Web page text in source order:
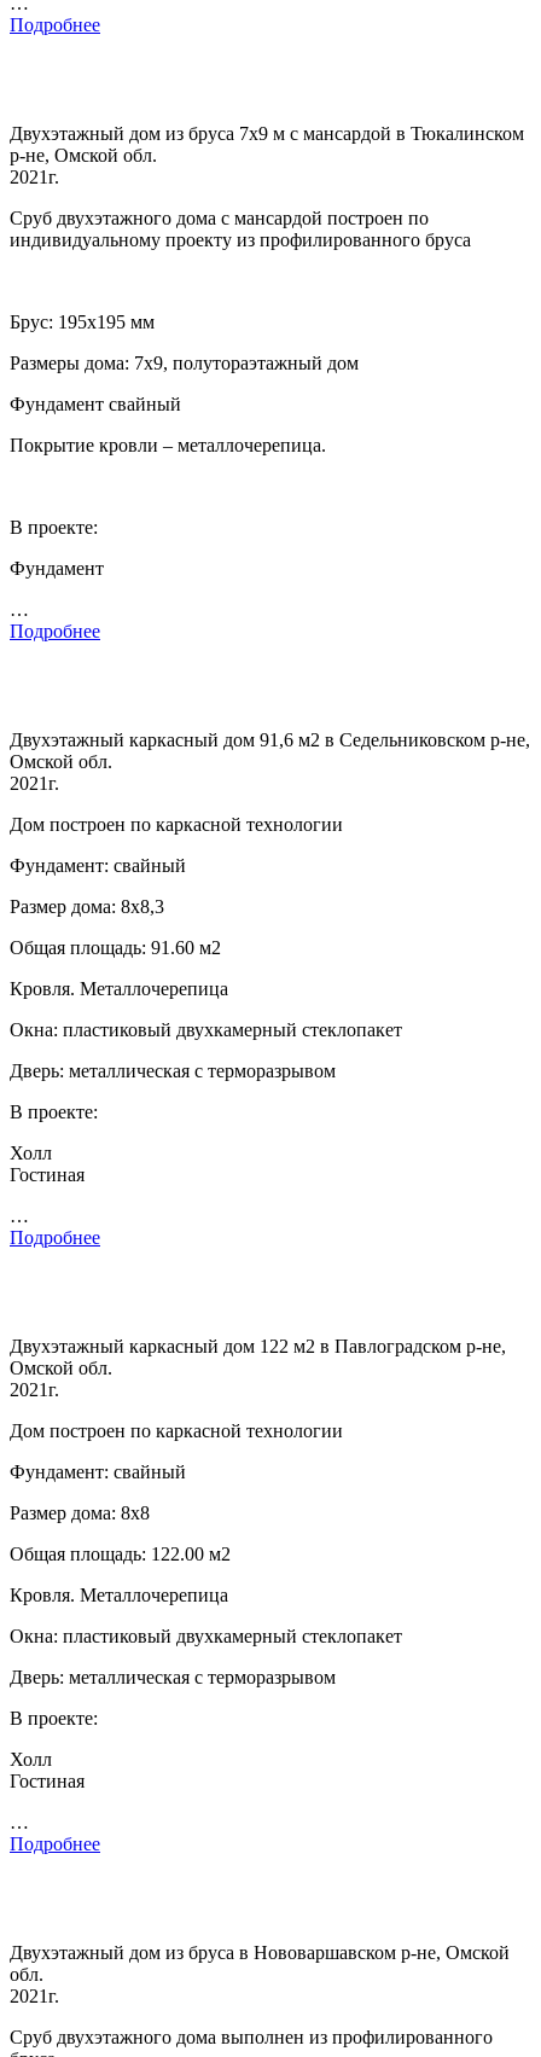
Подробнее
Двухэтажный дом из бруса 7х9 м с мансардой в Тюкалинском
р-не, Омской обл.
2021г.
Сруб двухэтажного дома с мансардой построен по
индивидуальному проекту из профилированного бруса
Брус: 195х195 мм
Размеры дома: 7х9, полутораэтажный дом
Фундамент свайный
Покрытие кровли – металлочерепица.
В проекте:
Фундамент
…
Подробнее
Двухэтажный каркасный дом 91,6 м2 в Седельниковском р-не,
Омской обл.
2021г.
Дом построен по каркасной технологии
Фундамент: свайный
Размер дома: 8х8,3
Общая площадь: 91.60 м2
Кровля. Металлочерепица
Окна: пластиковый двухкамерный стеклопакет
Дверь: металлическая с терморазрывом
В проекте:
Холл
Гостиная
…
Подробнее
Двухэтажный каркасный дом 122 м2 в Павлоградском р-не,
Омской обл.
2021г.
Дом построен по каркасной технологии
Фундамент: свайный
Размер дома: 8х8
Общая площадь: 122.00 м2
Кровля. Металлочерепица
Окна: пластиковый двухкамерный стеклопакет
Дверь: металлическая с терморазрывом
В проекте:
Холл
Гостиная
…
Подробнее
Двухэтажный дом из бруса в Нововаршавском р-не, Омской
обл.
2021г.
Сруб двухэтажного дома выполнен из профилированного